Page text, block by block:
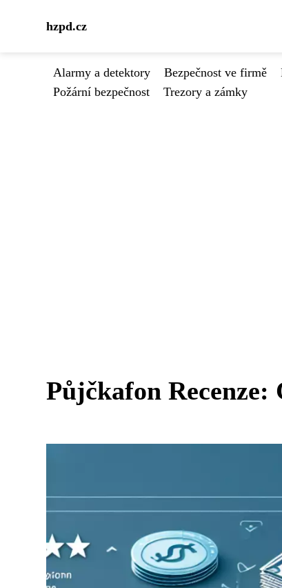
hzpd.cz
Alarmy a detektory Bezpečnost ve firmě
Požární bezpečnost
Trezory a zámky
Půjčkafon